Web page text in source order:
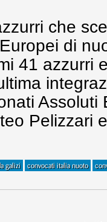
che
di
41 azzurri
Assoluti
Pelizzari
galizi convocati italia nuoto